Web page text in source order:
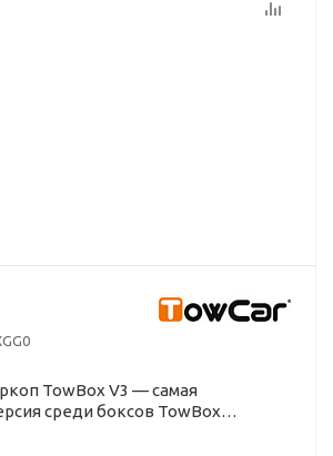
TowBox V3 — самая
среди боксов TowBox